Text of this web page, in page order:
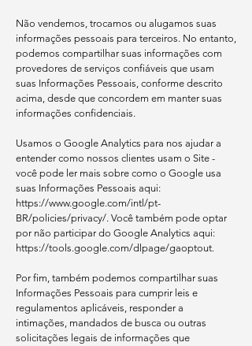
Não vendemos, trocamos ou alugamos suas
informações pessoais para terceiros. No entanto,
podemos compartilhar suas informações com
provedores de serviços confiáveis que usam
suas Informações Pessoais, conforme descrito
acima, desde que concordem em manter suas
informações confidenciais.
Usamos o Google Analytics para nos ajudar a
entender como nossos clientes usam o Site -
você pode ler mais sobre como o Google usa
suas Informações Pessoais aqui:
https://www.google.com/intl/pt-
BR/policies/privacy/. Você também pode optar
por não participar do Google Analytics aqui:
https://tools.google.com/dlpage/gaoptout.
Por fim, também podemos compartilhar suas
Informações Pessoais para cumprir leis e
regulamentos aplicáveis, responder a
intimações, mandados de busca ou outras
solicitações legais de informações que